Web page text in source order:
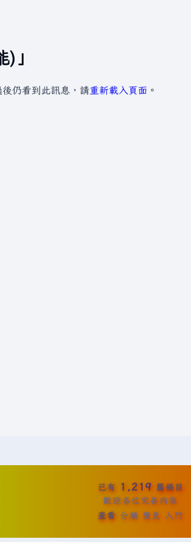
」
仍看到此訊息，請重新載入頁面 。
已有 1,219 篇條目
歡迎各位完善內容
查看 分類 變更 入門